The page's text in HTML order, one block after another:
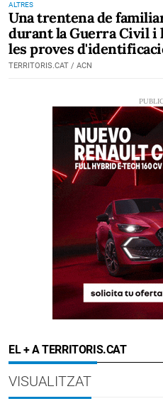
ALTRES
Una trentena de
durant la Guerra Civil i
les proves
TERRITORIS.CAT / ACN
EL + A TERRITORIS.CAT
VISUALITZAT